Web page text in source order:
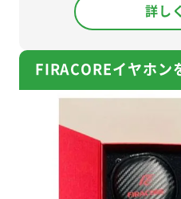
詳し
FIRACOREイヤホン